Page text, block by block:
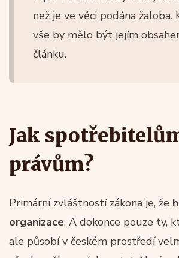
než je ve věci podána
vše by mělo být jejím
článku.
Jak
právům?
Primární zvláštností zákona je, že
organizace. A dokonce pouze ty,
ale působí v českém prostředí